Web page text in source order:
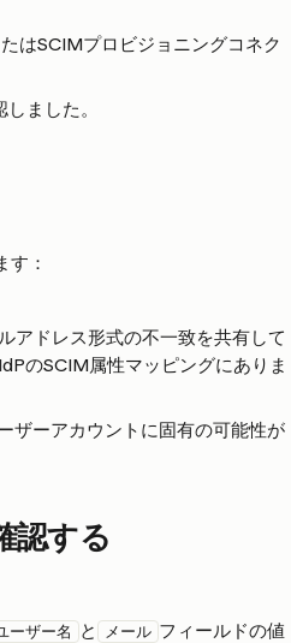
はSCIMプロビジョニングコネク
ました。
す：
アドレス形式の不一致を共有して
のSCIM属性マッピングにありま
ザーアカウントに固有の可能性が
認する
ーザー名 と メール フィールドの値